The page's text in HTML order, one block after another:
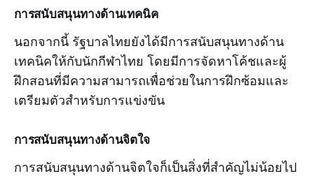
การสนับสนุนทางด้านเทคนิค
นอกจากนี้ รัฐบาลไทยยังได้มีการสนับสนุนทางด้าน
เทคนิคให้กับนักกีฬาไทย โดยมีการจัดหาโค้ชและผู้
ฝึกสอนที่มีความสามารถเพื่อช่วยในการฝึกซ้อมและ
เตรียมตัวสำหรับการแข่งขัน
การสนับสนุนทางด้านจิตใจ
การสนับสนุนทางด้านจิตใจก็เป็นสิ่งที่สำคัญไม่น้อยไป